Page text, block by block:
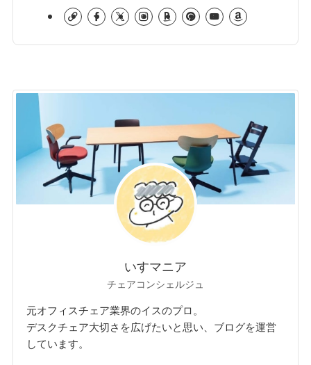
いすマニア
チェアコンシェルジュ
元オフィスチェア業界のイスのプロ。
デスクチェア大切さを広げたいと思い、ブログを運営
しています。